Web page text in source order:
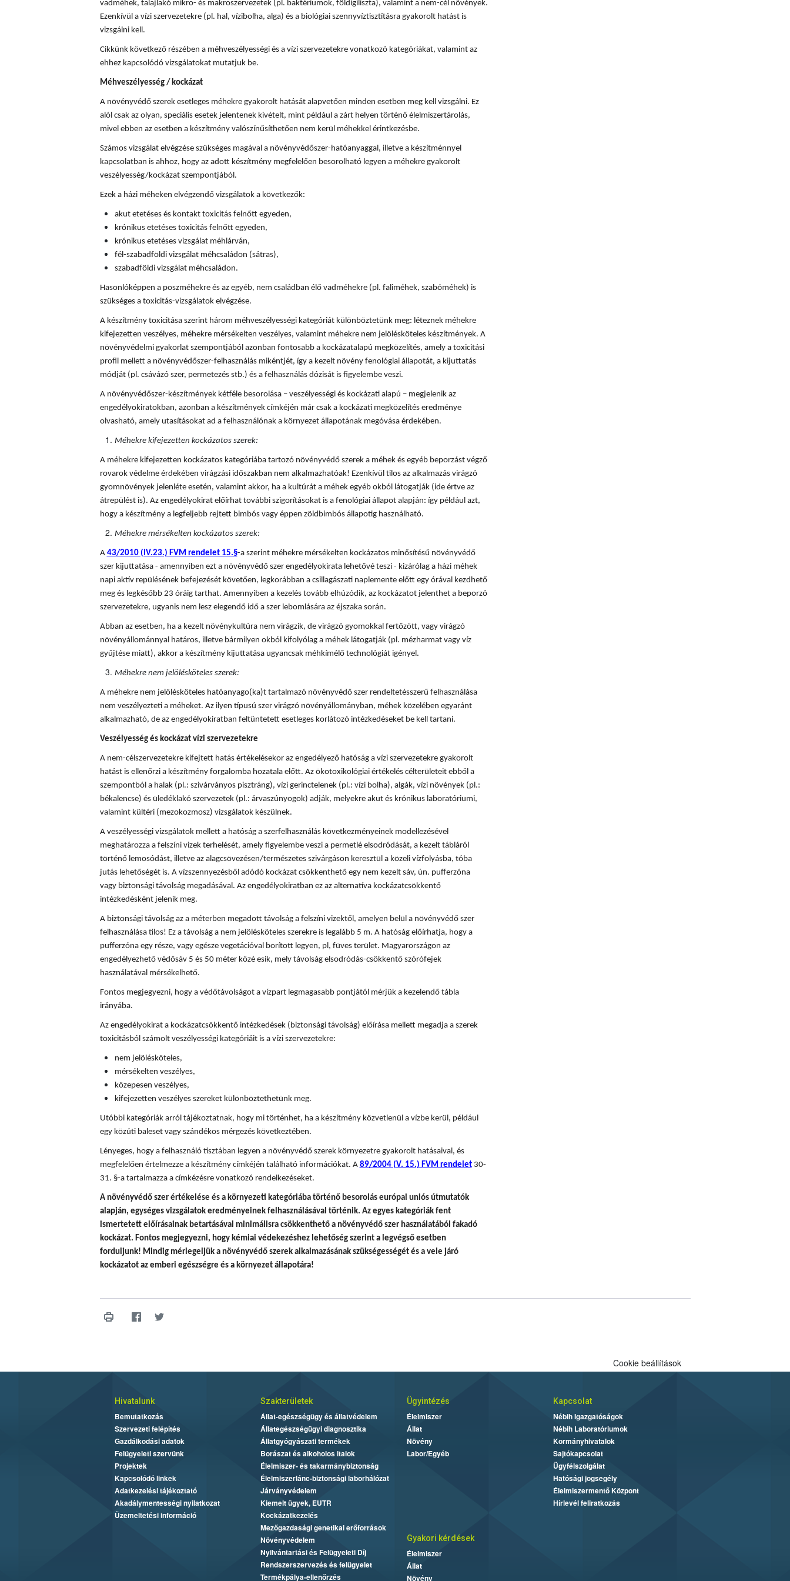
vadméhek, talajlakó mikro- és makroszervezetek (pl. baktériumok, földigiliszta), valamint a nem-cél növények.
Ezenkívül a vízi szervezetekre (pl. hal, vízibolha, alga) és a biológiai szennyvíztisztításra gyakorolt hatást is
vizsgálni kell.
Cikkünk következő részében a méhveszélyességi és a vízi szervezetekre vonatkozó kategóriákat, valamint az
ehhez kapcsolódó vizsgálatokat mutatjuk be.
Méhveszélyesség / kockázat
A növényvédő szerek esetleges méhekre gyakorolt hatását alapvetően minden esetben meg kell vizsgálni. Ez
alól csak az olyan, speciális esetek jelentenek kivételt, mint például a zárt helyen történő élelmiszertárolás,
mivel ebben az esetben a készítmény valószínűsíthetően nem kerül méhekkel érintkezésbe.
Számos vizsgálat elvégzése szükséges magával a növényvédőszer-hatóanyaggal, illetve a készítménnyel
kapcsolatban is ahhoz, hogy az adott készítmény megfelelően besorolható legyen a méhekre gyakorolt
veszélyesség/kockázat szempontjából.
Ezek a házi méheken elvégzendő vizsgálatok a következők:
akut etetéses és kontakt toxicitás felnőtt egyeden,
krónikus etetéses toxicitás felnőtt egyeden,
krónikus etetéses vizsgálat méhlárván,
fél-szabadföldi vizsgálat méhcsaládon (sátras),
szabadföldi vizsgálat méhcsaládon.
Hasonlóképpen a poszméhekre és az egyéb, nem családban élő vadméhekre (pl. faliméhek, szabóméhek) is
szükséges a toxicitás-vizsgálatok elvégzése.
A készítmény toxicitása szerint három méhveszélyességi kategóriát különböztetünk meg: léteznek méhekre
kifejezetten veszélyes, méhekre mérsékelten veszélyes, valamint méhekre nem jelölésköteles készítmények. A
növényvédelmi gyakorlat szempontjából azonban fontosabb a kockázatalapú megközelítés, amely a toxicitási
profil mellett a növényvédőszer-felhasználás mikéntjét, így a kezelt növény fenológiai állapotát, a kijuttatás
módját (pl. csávázó szer, permetezés stb.) és a felhasználás dózisát is figyelembe veszi.
A növényvédőszer-készítmények kétféle besorolása – veszélyességi és kockázati alapú – megjelenik az
engedélyokiratokban, azonban a készítmények címkéjén már csak a kockázati megközelítés eredménye
olvasható, amely utasításokat ad a felhasználónak a környezet állapotának megóvása érdekében.
Méhekre kifejezetten kockázatos szerek:
A méhekre kifejezetten kockázatos kategóriába tartozó növényvédő szerek a méhek és egyéb beporzást végző
rovarok védelme érdekében virágzási időszakban nem alkalmazhatóak! Ezenkívül tilos az alkalmazás virágzó
gyomnövények jelenléte esetén, valamint akkor, ha a kultúrát a méhek egyéb okból látogatják (ide értve az
átrepülést is). Az engedélyokirat előírhat további szigorításokat is a fenológiai állapot alapján: így például azt,
hogy a készítmény a legfeljebb rejtett bimbós vagy éppen zöldbimbós állapotig használható.
Méhekre mérsékelten kockázatos szerek:
A 43/2010 (IV.23.) FVM rendelet 15.§-a szerint méhekre mérsékelten kockázatos minősítésű növényvédő
szer kijuttatása - amennyiben ezt a növényvédő szer engedélyokirata lehetővé teszi - kizárólag a házi méhek
napi aktív repülésének befejezését követően, legkorábban a csillagászati naplemente előtt egy órával kezdhető
meg és legkésőbb 23 óráig tarthat. Amennyiben a kezelés tovább elhúzódik, az kockázatot jelenthet a beporzó
szervezetekre, ugyanis nem lesz elegendő idő a szer lebomlására az éjszaka során.
Abban az esetben, ha a kezelt növénykultúra nem virágzik, de virágzó gyomokkal fertőzött, vagy virágzó
növényállománnyal határos, illetve bármilyen okból kifolyólag a méhek látogatják (pl. mézharmat vagy víz
gyűjtése miatt), akkor a készítmény kijuttatása ugyancsak méhkímélő technológiát igényel.
Méhekre nem jelölésköteles szerek:
A méhekre nem jelölésköteles hatóanyago(ka)t tartalmazó növényvédő szer rendeltetésszerű felhasználása
nem veszélyezteti a méheket. Az ilyen típusú szer virágzó növényállományban, méhek közelében egyaránt
alkalmazható, de az engedélyokiratban feltüntetett esetleges korlátozó intézkedéseket be kell tartani.
Veszélyesség és kockázat vízi szervezetekre
A nem-célszervezetekre kifejtett hatás értékelésekor az engedélyező hatóság a vízi szervezetekre gyakorolt
hatást is ellenőrzi a készítmény forgalomba hozatala előtt. Az ökotoxikológiai értékelés célterületeit ebből a
szempontból a halak (pl.: szivárványos pisztráng), vízi gerinctelenek (pl.: vízi bolha), algák, vízi növények (pl.:
békalencse) és üledéklakó szervezetek (pl.: árvaszúnyogok) adják, melyekre akut és krónikus laboratóriumi,
valamint kültéri (mezokozmosz) vizsgálatok készülnek.
A veszélyességi vizsgálatok mellett a hatóság a szerfelhasználás következményeinek modellezésével
meghatározza a felszíni vizek terhelését, amely figyelembe veszi a permetlé elsodródását, a kezelt tábláról
történő lemosódást, illetve az alagcsövezésen/természetes szivárgáson keresztül a közeli vízfolyásba, tóba
jutás lehetőségét is. A vízszennyezésből adódó kockázat csökkenthető egy nem kezelt sáv, ún. pufferzóna
vagy biztonsági távolság megadásával. Az engedélyokiratban ez az alternatíva kockázatcsökkentő
intézkedésként jelenik meg.
A biztonsági távolság az a méterben megadott távolság a felszíni vizektől, amelyen belül a növényvédő szer
felhasználása tilos! Ez a távolság a nem jelölésköteles szerekre is legalább 5 m. A hatóság előírhatja, hogy a
pufferzóna egy része, vagy egésze vegetációval borított legyen, pl, füves terület. Magyarországon az
engedélyezhető védősáv 5 és 50 méter közé esik, mely távolság elsodródás-csökkentő szórófejek
használatával mérsékelhető.
Fontos megjegyezni, hogy a védőtávolságot a vízpart legmagasabb pontjától mérjük a kezelendő tábla
irányába.
Az engedélyokirat a kockázatcsökkentő intézkedések (biztonsági távolság) előírása mellett megadja a szerek
toxicitásból számolt veszélyességi kategóriáit is a vízi szervezetekre:
nem jelölésköteles,
mérsékelten veszélyes,
közepesen veszélyes,
kifejezetten veszélyes szereket különböztethetünk meg.
Utóbbi kategóriák arról tájékoztatnak, hogy mi történhet, ha a készítmény közvetlenül a vízbe kerül, például
egy közúti baleset vagy szándékos mérgezés következtében.
Lényeges, hogy a felhasználó tisztában legyen a növényvédő szerek környezetre gyakorolt hatásaival, és
megfelelően értelmezze a készítmény címkéjén található információkat. A 89/2004 (V. 15.) FVM rendelet30-
31. §-a tartalmazza a címkézésre vonatkozó rendelkezéseket.
A növényvédő szer értékelése és a környezeti kategóriába történő besorolás európai uniós útmutatók
alapján, egységes vizsgálatok eredményeinek felhasználásával történik. Az egyes kategóriák fent
ismertetett előírásainak betartásával minimálisra csökkenthető a növényvédő szer használatából fakadó
kockázat. Fontos megjegyezni, hogykémiai védekezéshez lehetőség szerint a legvégső esetben
forduljunk! Mindig mérlegeljük a növényvédő szerek alkalmazásának szükségességét és a vele járó
kockázatot az emberi egészségre és a környezet állapotára!
Cookie beállítások
Hivatalunk
Bemutatkozás
Szervezeti felépítés
Gazdálkodási adatok
Felügyeleti szervünk
Projektek
Kapcsolódó linkek
Adatkezelési tájékoztató
Akadálymentességi nyilatkozat
Üzemeltetési információ
Szakterületek
Állat-egészségügy és állatvédelem
Állategészségügyi diagnosztika
Állatgyógyászati termékek
Borászat és alkoholos italok
Élelmiszer- és takarmánybiztonság
Élelmiszerlánc-biztonsági laborhálózat
Járványvédelem
Kiemelt ügyek, EUTR
Kockázatkezelés
Mezőgazdasági genetikai erőforrások
Növényvédelem
Nyilvántartási és Felügyeleti Díj
Rendszerszervezés és felügyelet
Termékpálya-ellenőrzés
Ügyintézés
Élelmiszer
Állat
Növény
Labor/Egyéb
Kapcsolat
Nébih Igazgatóságok
Nébih Laboratóriumok
Kormányhivatalok
Sajtókapcsolat
Ügyfélszolgálat
Hatósági jogsegély
Élelmiszermentő Központ
Hírlevél feliratkozás
Gyakori kérdések
Élelmiszer
Állat
Növény